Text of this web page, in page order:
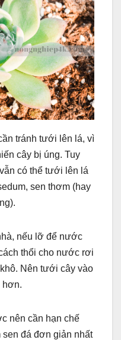
tránh tưới lên lá, vì
cây bị úng. Tuy
có thể tưới lên lá
sen thơm (hay
nếu lỡ để nước
thổi cho nước rơi
Nên tưới cây vào
hơn.
nên cần hạn chế
đá đơn giản nhất